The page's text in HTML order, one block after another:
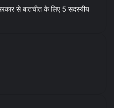
से बातचीत के लिए 5 सदस्यीय